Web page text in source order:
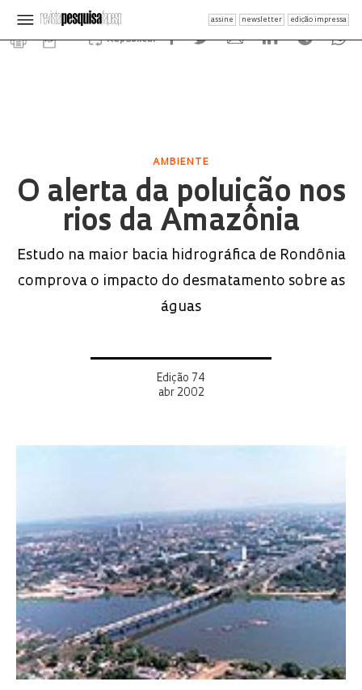
assine newsletter edição impressa
Republicar
AMBIENTE
O alerta da poluição nos
rios da Amazônia
Estudo na maior bacia hidrográfica de Rondônia
comprova o impacto do desmatamento sobre as
águas
Edição 74
abr 2002